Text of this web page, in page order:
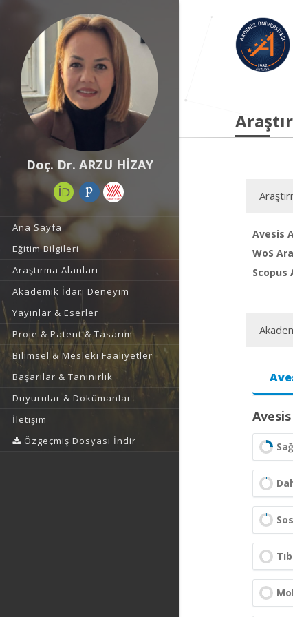
Doç. Dr. ARZU HİZAY
Ana Sayfa
Eğitim Bilgileri
Araştırma Alanları
Akademik İdari Deneyim
Yayınlar & Eserler
Proje & Patent & Tasarım
Bilimsel & Mesleki Faaliyetler
Başarılar & Tanınırlık
Duyurular & Dokümanlar
İletişim
Özgeçmiş Dosyası İndir
Avesis
WoS
Scopus